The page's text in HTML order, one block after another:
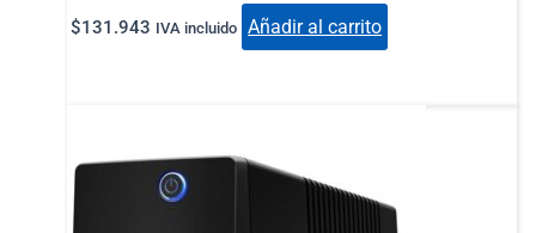
$131.943 IVA incluido Añadir al carrito